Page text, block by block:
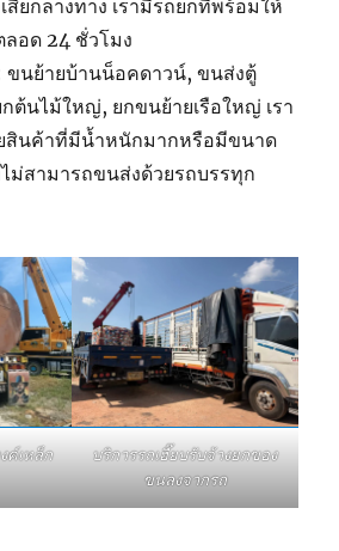
สียกลางทาง เรามีรถยกที่พร้อมให้
อด 24 ชั่วโมง
ขนย้ายบ้านน็อคดาวน์, ขนส่งตู้
ต้นไม้ใหญ่, ยกขนย้ายเรือใหญ่ เรา
สินค้าที่มีน้ำหนักมากหรือมีขนาด
ม่สามารถขนส่งด้วยรถบรรทุก
ค์เหล็ก
บริการรถเฮี๊ยบรับจ้างยกของ
ขนลงจากรถ